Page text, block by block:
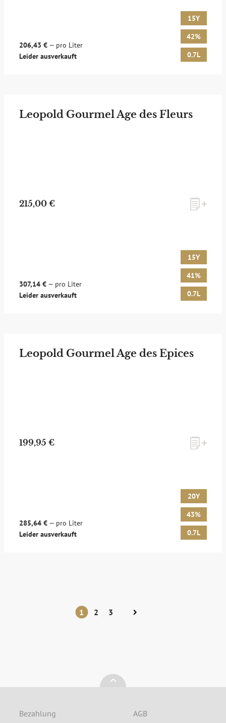
206,43 € — pro Liter
Leider ausverkauft
15Y
42%
0.7L
Leopold Gourmel Age des Fleurs
215,00 €
307,14 € — pro Liter
Leider ausverkauft
15Y
41%
0.7L
Leopold Gourmel Age des Epices
199,95 €
285,64 € — pro Liter
Leider ausverkauft
20Y
43%
0.7L
1 2 3
Bezahlung AGB